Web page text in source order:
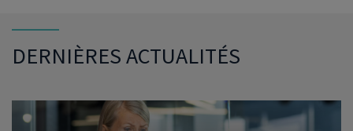
DERNIÈRES ACTUALITÉS